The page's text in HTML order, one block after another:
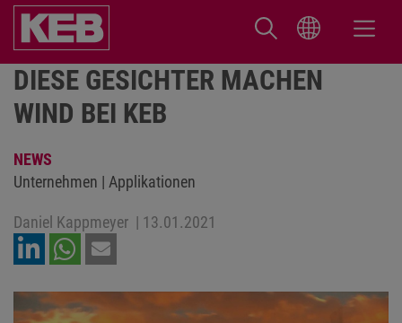
DIESE GESICHTER MACHEN
WIND BEI KEB
NEWS
Unternehmen | Applikationen
Daniel Kappmeyer | 13.01.2021